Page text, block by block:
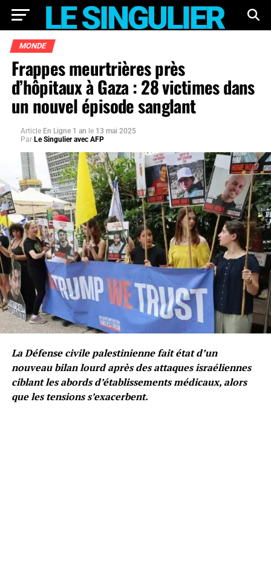
MONDE
Frappes meurtrières près
d’hôpitaux à Gaza : 28 victimes dans
un nouvel épisode sanglant
Article En Ligne 1 an le 13 mai 2025
Par Le Singulier avec AFP
La Défense civile palestinienne fait état d’un
nouveau bilan lourd après des attaques israéliennes
ciblant les abords d’établissements médicaux, alors
que les tensions s’exacerbent.